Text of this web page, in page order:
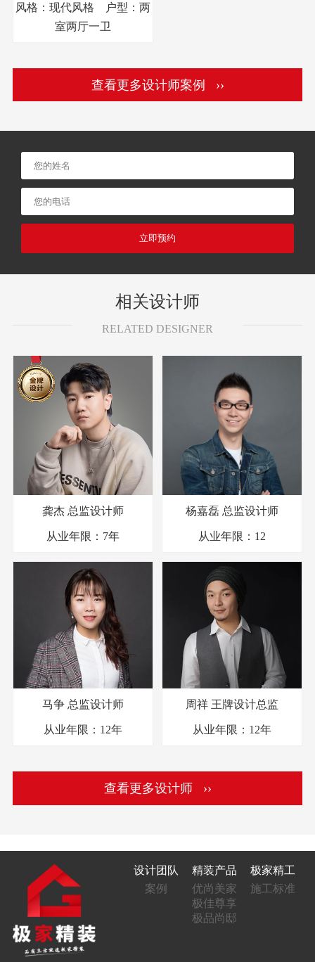
风格：现代风格 户型：两
室两厅一卫
查看更多设计师案例 ››
立即预约
相关设计师
RELATED DESIGNER
龚杰 总监设计师
从业年限： 7年
杨嘉磊 总监设计师
从业年限： 12
马争 总监设计师
从业年限： 12年
周祥 王牌设计总监
从业年限： 12年
查看更多设计师 ››
设计团队
案例
精装产品
优尚美家
极佳尊享
极品尚邸
极家精工
施工标准